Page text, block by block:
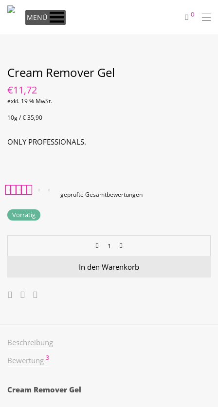
MENÜ 0
Cream Remover Gel
€11,72
exkl. 19 % MwSt.
10g / € 35,90
ONLY PROFESSIONALS.
von 5, basierend
geprüfte Gesamtbewertungen
Vorrätig
In den Warenkorb
Beschreibung
Bewertung 3
Cream Remover Gel